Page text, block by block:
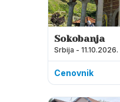
Sokobanja
Srbija - 11.10.2026.
Cenovnik